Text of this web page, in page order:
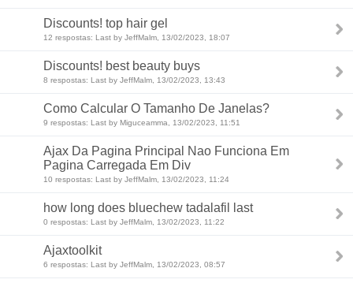
Discounts! top hair gel
12 respostas: Last by JeffMalm, 13/02/2023, 18:07
Discounts! best beauty buys
8 respostas: Last by JeffMalm, 13/02/2023, 13:43
Como Calcular O Tamanho De Janelas?
9 respostas: Last by Miguceamma, 13/02/2023, 11:51
Ajax Da Pagina Principal Nao Funciona Em
Pagina Carregada Em Div
10 respostas: Last by JeffMalm, 13/02/2023, 11:24
how long does bluechew tadalafil last
0 respostas: Last by JeffMalm, 13/02/2023, 11:22
Ajaxtoolkit
6 respostas: Last by JeffMalm, 13/02/2023, 08:57